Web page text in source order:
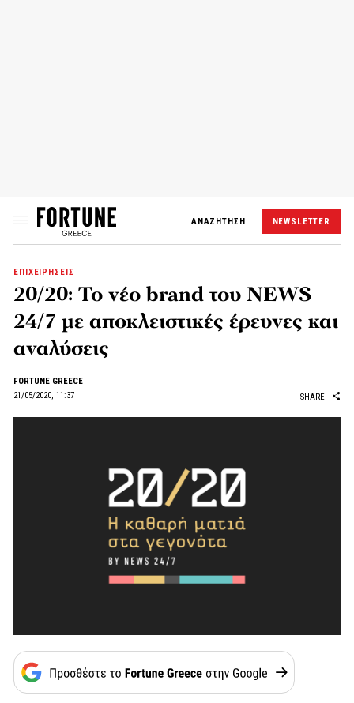
ΑΝΑΖΗΤΗΣΗ NEWSLETTER
ΕΠΙΧΕΙΡΗΣΕΙΣ
20/20: Το νέο brand του NEWS
24/7 με αποκλειστικές έρευνες και
αναλύσεις
FORTUNE GREECE
21/05/2020, 11:37
SHARE